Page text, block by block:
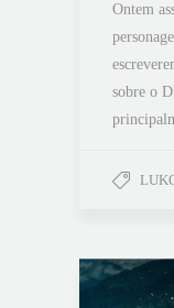
Ontem
sobre o